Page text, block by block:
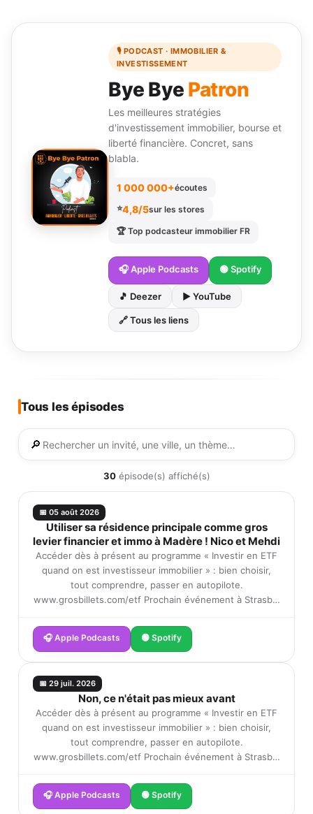
🎙 PODCAST · IMMOBILIER &
INVESTISSEMENT
Bye Bye Patron
Les meilleures stratégies
d'investissement immobilier, bourse et
liberté financière. Concret, sans
blabla.
1 000 000+écoutes
⭐4,8/5sur les stores
🏆 Top podcasteur immobilier FR
🎧 Apple Podcasts 🟢 Spotify
🎵 Deezer ▶️ YouTube
🔗 Tous les liens
Tous les épisodes
🔎
30épisode(s) affiché(s)
📅 05 août 2026
Utiliser sa résidence principale comme gros
levier financier et immo à Madère ! Nico et Mehdi
Accéder dès à présent au programme « Investir en ETF
quand on est investisseur immobilier » : bien choisir,
tout comprendre, passer en autopilote.
www.grosbillets.com/etf Prochain événement à Strasb…
🎧 Apple Podcasts 🟢 Spotify
📅 29 juil. 2026
Non, ce n'était pas mieux avant
Accéder dès à présent au programme « Investir en ETF
quand on est investisseur immobilier » : bien choisir,
tout comprendre, passer en autopilote.
www.grosbillets.com/etf Prochain événement à Strasb…
🎧 Apple Podcasts 🟢 Spotify